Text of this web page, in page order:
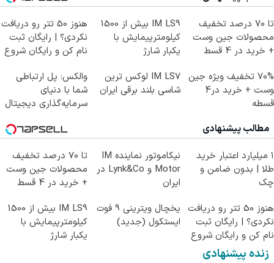
تا 70 درصد تخفیف
محصولات جین وست
+ خرید در 4 قسط
IM LS9 بیش از 1500
کیلومترپیمایش با
یکبار شارژ
هنوز 50 تتر رو دریافت
نکردی؟ | رایگان ثبت
نام کن و رایگان شروع
70% تخفیف ویژه جین
وست + خرید در4
قسطه
IM LS7 لوکس ترین
شاسی بلند برقی ایران
والکس: پل ارتباطی
شما با دنیای
سرمایه‌گذاری دیجیتال
مطالب پیشنهادی
۱ میلیارد اعتبار خرید
طلا | بدون ضامن و
چک
نیکاموتور نماینده IM
Motor و Lynk&Co در
ایران
تا 70 درصد تخفیف
محصولات جین وست
+ خرید در 4 قسط
هنوز 50 تتر رو دریافت
نکردی؟ | رایگان ثبت
نام کن و رایگان شروع
کن!
یخچال ویترینی 9 فوت
ایستکول (جدید)
IM LS9 بیش از 1500
کیلومترپیمایش با
یکبار شارژ
زنده پیشنهادی